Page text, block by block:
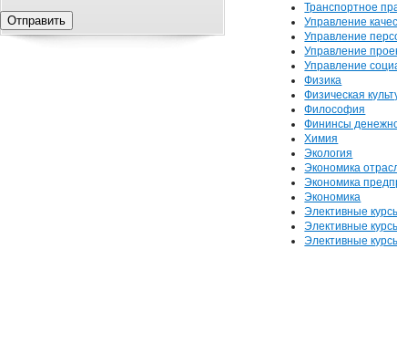
Транспортное
Управление
Управление
Управление
Управление
Физика
Физическая
Философия
Фининсы
Химия
Экология
Экономика
Экономика
Экономика
Элективные
Элективные
Элективные